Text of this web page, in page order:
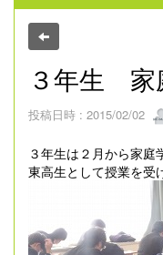
３年生 家
投稿日時 : 2015/02/02
３年生は２月から家庭
東高生として授業を受